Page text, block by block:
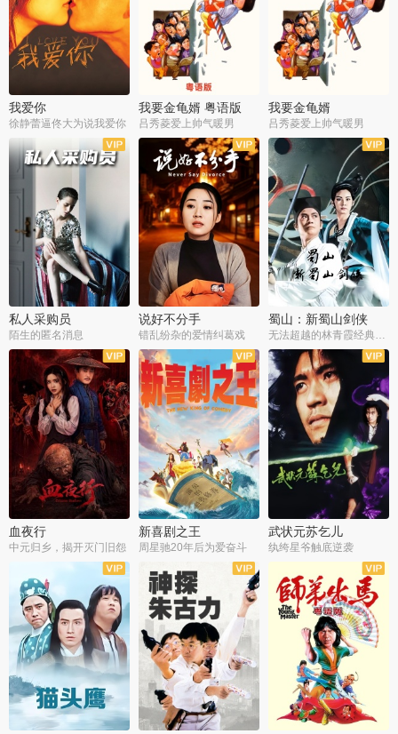
我爱你
徐静蕾逼佟大为说我爱你
我要金龟婿 粤语版
吕秀菱爱上帅气暖男
我要金龟婿
吕秀菱爱上帅气暖男
私人采购员
陌生的匿名消息
说好不分手
错乱纷杂的爱情纠葛戏
蜀山：新蜀山剑侠
无法超越的林青霞经典角色
血夜行
中元归乡，揭开灭门旧怨
新喜剧之王
周星驰20年后为爱奋斗
武状元苏乞儿
纨绔星爷触底逆袭